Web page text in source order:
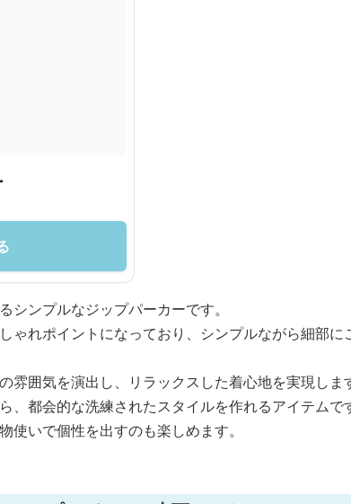
ンプルなジップパーカーです。
ゃれポイントになっており、シンプルながら細部に
雰囲気を演出し、リラックスした着心地を実現しま
、都会的な洗練されたスタイルを作れるアイテムで
使いで個性を出すのも楽しめます。